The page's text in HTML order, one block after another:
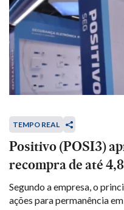
TEMPO REAL
Positivo (POSI3)
recompra de até
Segundo a empresa, o
ações para permanência